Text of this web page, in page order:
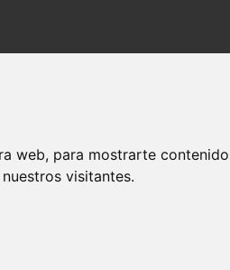
web, para mostrarte
visitantes.